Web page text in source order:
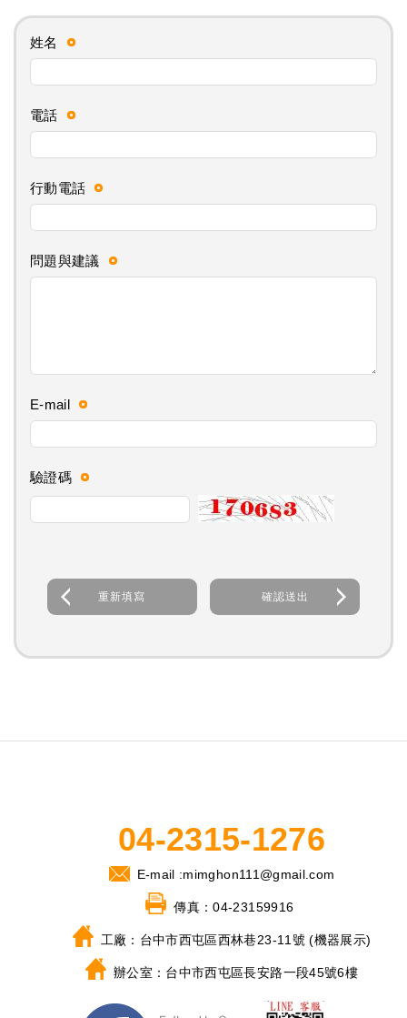
姓名
電話
行動電話
問題與建議
E-mail
驗證碼
重新填寫 確認送出
04-2315-1276
E-mail :mimghon111@gmail.com
傳真：04-23159916
工廠： 台中市西屯區西林巷23-11號 (機器展示)
辦公室： 台中市西屯區長安路一段45號6樓